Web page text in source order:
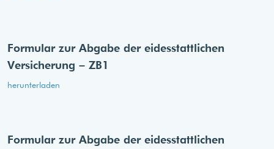
Formular zur Abgabe der eides­stattlichen
Versicherung – ZB1
herunterladen
Formular zur Abgabe der eides­stattlichen